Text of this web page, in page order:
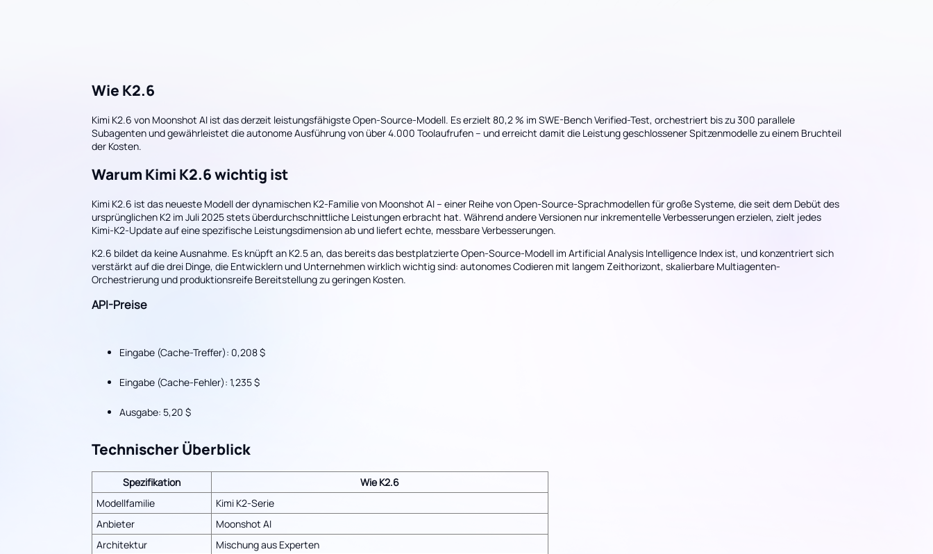
Wie K2.6
Kimi K2.6 von Moonshot AI ist das derzeit leistungsfähigste Open-Source-Modell. Es erzielt 80,2 % im SWE-Bench Verified-Test, orchestriert bis zu 300 parallele
Subagenten und gewährleistet die autonome Ausführung von über 4.000 Toolaufrufen – und erreicht damit die Leistung geschlossener Spitzenmodelle zu einem Bruchteil
der Kosten.
Warum Kimi K2.6 wichtig ist
Kimi K2.6 ist das neueste Modell der dynamischen K2-Familie von Moonshot AI – einer Reihe von Open-Source-Sprachmodellen für große Systeme, die seit dem Debüt des
ursprünglichen K2 im Juli 2025 stets überdurchschnittliche Leistungen erbracht hat. Während andere Versionen nur inkrementelle Verbesserungen erzielen, zielt jedes
Kimi-K2-Update auf eine spezifische Leistungsdimension ab und liefert echte, messbare Verbesserungen.
K2.6 bildet da keine Ausnahme. Es knüpft an K2.5 an, das bereits das bestplatzierte Open-Source-Modell im Artificial Analysis Intelligence Index ist, und konzentriert sich
verstärkt auf die drei Dinge, die Entwicklern und Unternehmen wirklich wichtig sind: autonomes Codieren mit langem Zeithorizont, skalierbare Multiagenten-
Orchestrierung und produktionsreife Bereitstellung zu geringen Kosten.
API-Preise
Eingabe (Cache-Treffer): 0,208 $
Eingabe (Cache-Fehler): 1,235 $
Ausgabe: 5,20 $
Technischer Überblick
Spezifikation
Wie K2.6
Modellfamilie
Kimi K2-Serie
Anbieter
Moonshot AI
Architektur
Mischung aus Experten